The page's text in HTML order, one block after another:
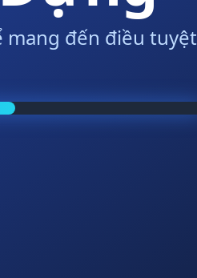
mang đến điều tuyệt